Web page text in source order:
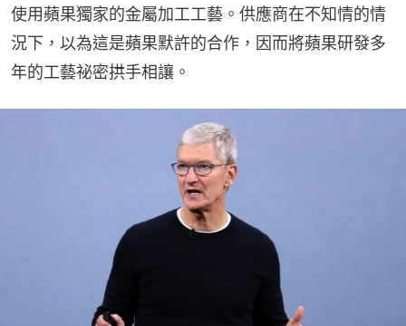
使用蘋果獨家的金屬加工工藝。供應商在不知情的情
況下，以為這是蘋果默許的合作，因而將蘋果研發多
年的工藝祕密拱手相讓。